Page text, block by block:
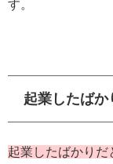
す。
起業したばか
起業したばかりだ